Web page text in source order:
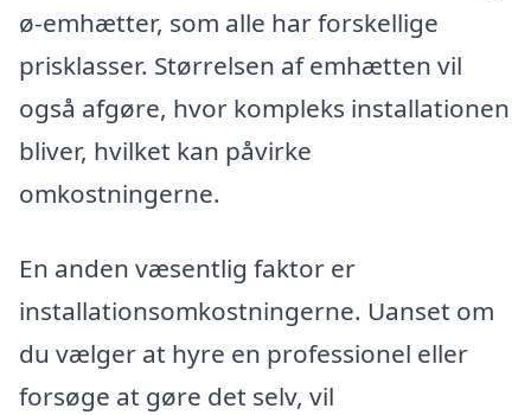
ø-emhætter, som alle har forskellige
prisklasser. Størrelsen af emhætten vil
også afgøre, hvor kompleks installationen
bliver, hvilket kan påvirke
omkostningerne.
En anden væsentlig faktor er
installationsomkostningerne. Uanset om
du vælger at hyre en professionel eller
forsøge at gøre det selv, vil